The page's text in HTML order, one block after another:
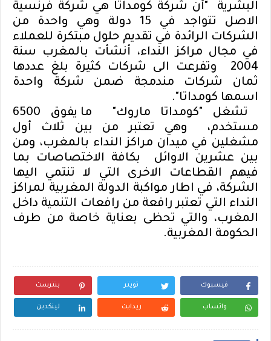
البشرية
"أن شركة كومداتا هي شركة فرنسية
الاصل تتواجد في 15 دولة وهي واحدة من
الشركات الرائدة في تقديم حلول مبتكرة للعملاء
في مجال مراكز النداء، أنشأت بالمغرب سنة
2004
وتفرعت الى شركات كثيرة بلغ عددها
ثمان شركات مندمجة ضمن شركة واحدة
اسمها كومداتا".
تشغل "كومداتا ماروك"
ما يفوق 6500
مستخدم،
وهي تعتبر من بين ثلاث أول
مشغلين في ميدان مراكز النداء بالمغرب، ومن
بين عشرين الاوائل
بكافة الاختصاصات بما
فيهم القطاعات الاخرى التي لا تنتمي اليها
الشركة، في اطار مواكبة الدولة المغربية لمراكز
النداء التي تعتبر رافعة من رافعات التنمية داخل
المغرب، والتي تحظى بعناية خاصة من طرف
الحكومة المغربية.
فيسبوك تويتر بنترست
واتساب ريدايت لينكدين